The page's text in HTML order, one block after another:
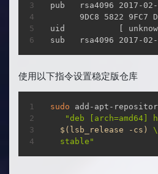
pub   rsa4096 2017-
9DC8 5822 9FC7
uid
sub   rsa4096 2017-
使用以下指令设置稳定版仓库
sudo add-apt-
"deb
$( lsb_release -cs )
\
  stable"